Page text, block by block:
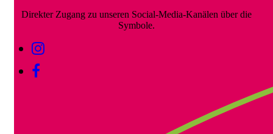
Direkter Zugang zu unseren Social-Media-Kanälen über die
Symbole.